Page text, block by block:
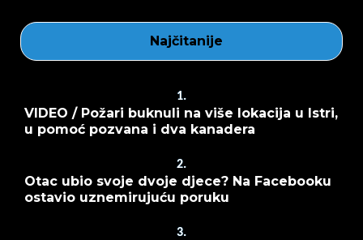
Najčitanije
1.
VIDEO / Požari buknuli na više lokacija u Istri,
u pomoć pozvana i dva kanadera
2.
Otac ubio svoje dvoje djece? Na Facebooku
ostavio uznemirujuću poruku
3.